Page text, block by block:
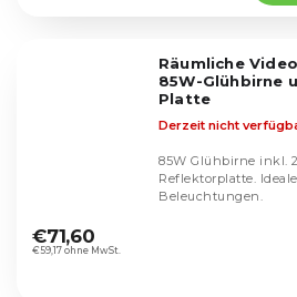
Räumliche
85W-Glühbirne
Platte
durchschnittliche
Produktbewertung
Derzeit nicht
€59,17 ohne MwSt.
€71,60
85W Glühbirne inkl.
Reflektorplatte.
Beleuchtungen.